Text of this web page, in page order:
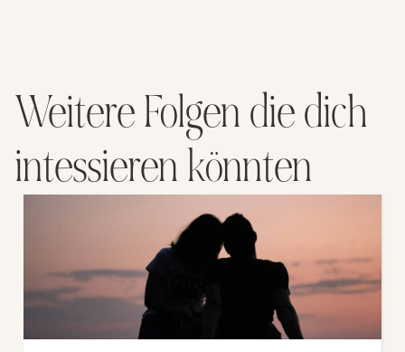
Weitere Folgen die dich
intessieren könnten